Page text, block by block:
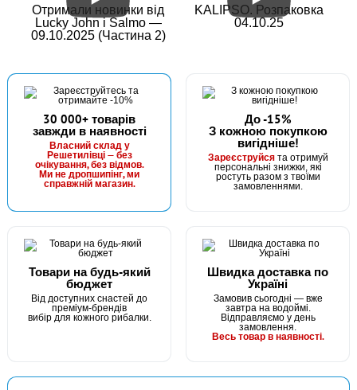
Отримали новинки від
Lucky John і Salmo —
09.10.2025 (Частина 2)
KALIPSO. Розпаковка
04.10.25
30 000+ товарів
завжди в наявності
Власний склад у
Решетилівці — без
очікування, без відмов.
Ми не дропшипінг, ми
справжній магазин.
До -15%
З кожною покупкою
вигідніше!
Зареєструйсята отримуй
персональні знижки, які
ростуть разом з твоїми
замовленнями.
Товари на будь-який
бюджет
Від доступних снастей до
преміум-брендів
вибір для кожного рибалки.
Швидка доставка по
Україні
Замовив сьогодні — вже
завтра на водоймі.
Відправляємо у день
замовлення.
Весь товар в наявності.